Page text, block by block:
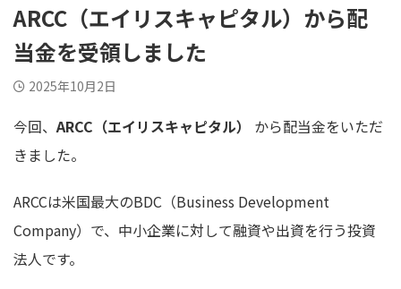
ARCC（エイリスキャピタル）から配
当金を受領しました
2025年10月2日
今回、ARCC（エイリスキャピタル）
から配当金をいただ
きました。
ARCCは米国最大のBDC（Business Development
Company）で、中小企業に対して融資や出資を行う投資
法人です。